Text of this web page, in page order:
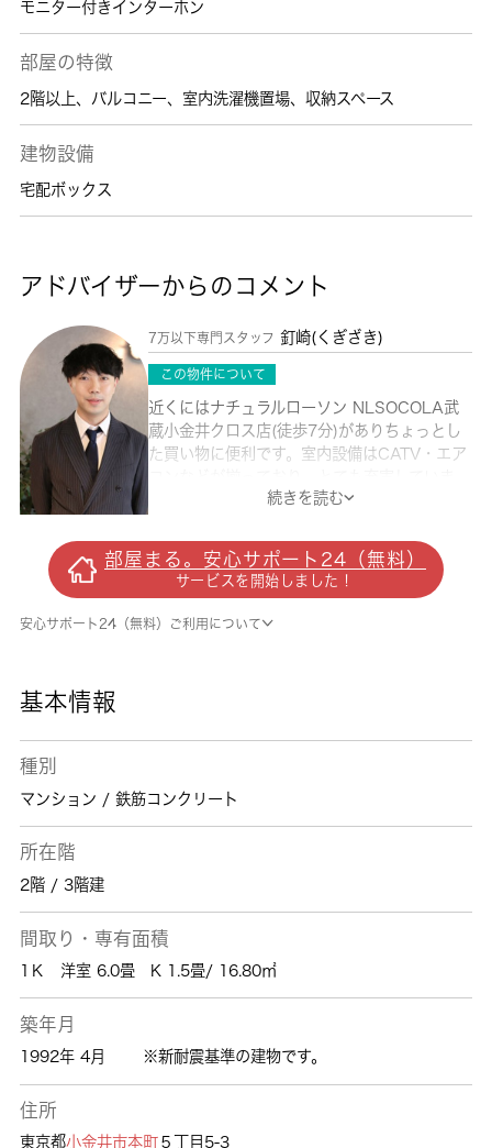
モニター付きインターホン
部屋の特徴
2階以上、 バルコニー、 室内洗濯機置場、 収納スペース
建物設備
宅配ボックス
アドバイザーからのコメント
7万以下専門スタッフ 釘崎(くぎざき)
この物件について
近くにはナチュラルローソン NLSOCOLA武
蔵小金井クロス店(徒歩7分)がありちょっとし
た買い物に便利です。室内設備はCATV・エア
す。知らない来訪者が玄関前まで来ることが減
ついております。不在時でも荷物を受け取るこ
とができるため、時間調整の手間が省ける宅配
ボックスが付いております。クローゼット付き
のマンションです。小金井市の住まい探しをお
続きを読む
部屋まる。安心サポート24（無料）
サービスを開始しました！
安心サポート24（無料）ご利用について
基本情報
種別
マンション / 鉄筋コンクリート
所在階
2階 / 3階建
間取り・専有面積
1Ｋ 洋室 6.0畳 K 1.5畳/ 16.80㎡
築年月
1992年 4月 ※新耐震基準の建物です。
住所
東京都小金井市本町５丁目5-3